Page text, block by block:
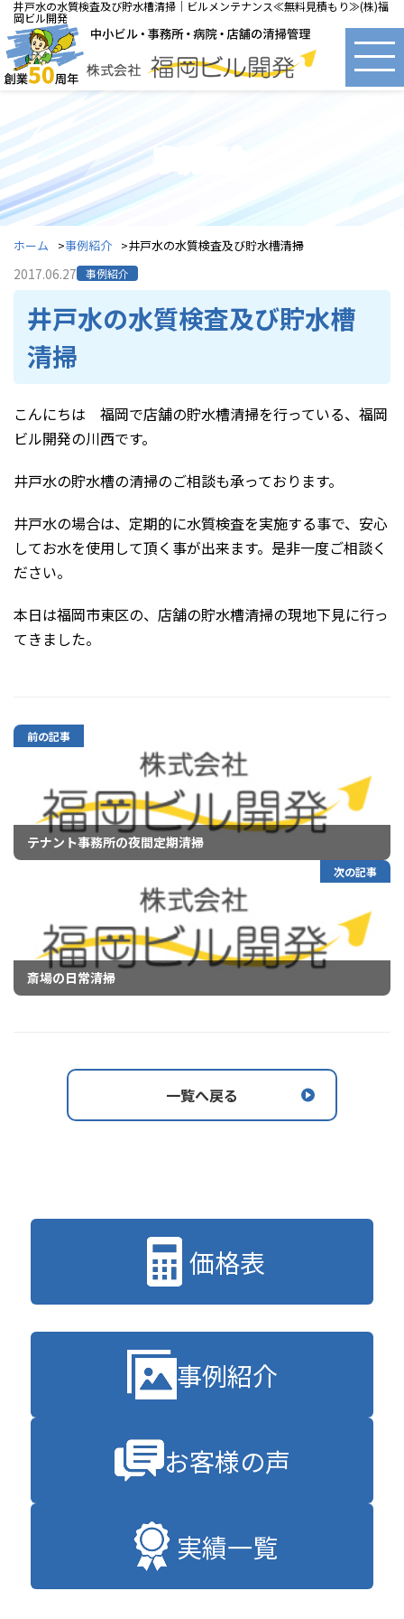
井戸水の水質検査及び貯水槽清掃｜ビルメンテナンス≪無料見積もり≫(株)福
岡ビル開発
事例紹介
ホーム 事例紹介 井戸水の水質検査及び貯水槽清掃
2017.06.27 事例紹介
井戸水の水質検査及び貯水槽
清掃
こんにちは 福岡で店舗の貯水槽清掃を行っている、福岡
ビル開発の川西です。
井戸水の貯水槽の清掃のご相談も承っております。
井戸水の場合は、定期的に水質検査を実施する事で、安心
してお水を使用して頂く事が出来ます。是非一度ご相談く
ださい。
本日は福岡市東区の、店舗の貯水槽清掃の現地下見に行っ
てきました。
前の記事
テナント事務所の夜間定期清掃
次の記事
斎場の日常清掃
一覧へ戻る
価格表
事例紹介
お客様の声
実績一覧